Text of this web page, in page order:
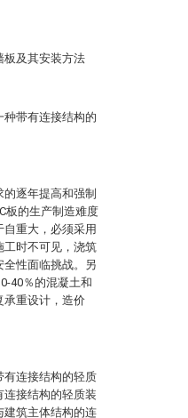
板及其安装方法
带有连接结构的
逐年提高和强制
板的生产制造难度
重大，必须采用
工时不可见，浇筑
全性面临挑战。另
40％的混凝土和
承重设计，造价
有连接结构的轻质
接结构的轻质装
建筑主体结构的连